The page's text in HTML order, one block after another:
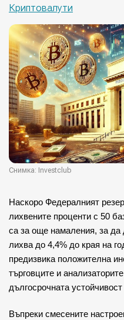
Криптовалути
Снимка: Investclub
Наскоро Федералният
лихвените проценти с 50
са за още намаления, за да
лихва до 4,4% до края на
предизвика положителна
търговците и
дългосрочната
Въпреки смесените